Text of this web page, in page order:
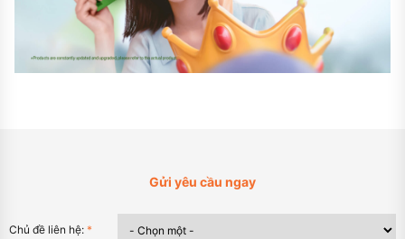
Gửi yêu cầu ngay
Chủ đề liên hệ: *